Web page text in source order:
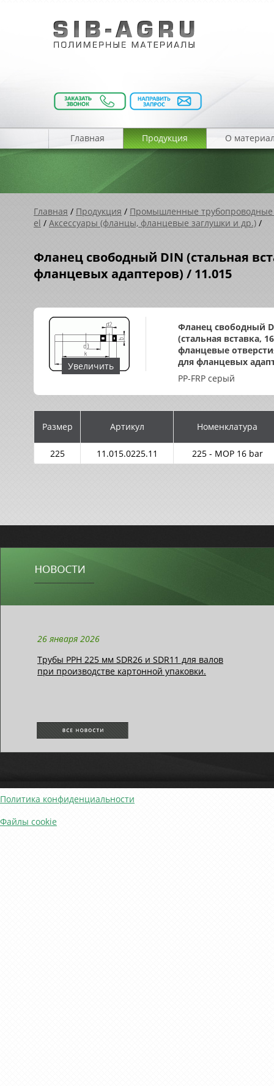
Главная Продукция О
Главная / Продукция / Промышленные
el / Аксессуары (фланцы, фланцевые заглушки и др.) /
Фланец свободный DIN (стальная
фланцевых адаптеров) / 11.015
Увеличить
Фланец свободный
(стальная вставка,
фланцевые
для фланцевых
PP-FRP серый
Размер Артикул Номенклатура
225 11.015.0225.11 225 - MOP 16 bar
26 января 2026
Трубы РРН 225 мм SDR26 и SDR11 для валов
при производстве картонной упаковки.
Политика конфиденциальности
Файлы cookie